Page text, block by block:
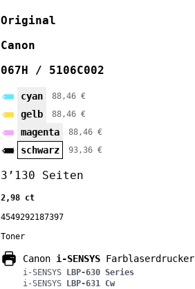
Original
Canon
067H / 5106C002
cyan 88,46 €
gelb 88,46 €
magenta 88,46 €
schwarz 93,36 €
3’130 Seiten
2,98 ct
4549292187397
Toner
Canon i-SENSYS Farblaserdrucker
i-SENSYS LBP-630 Series
i-SENSYS LBP-631 Cw